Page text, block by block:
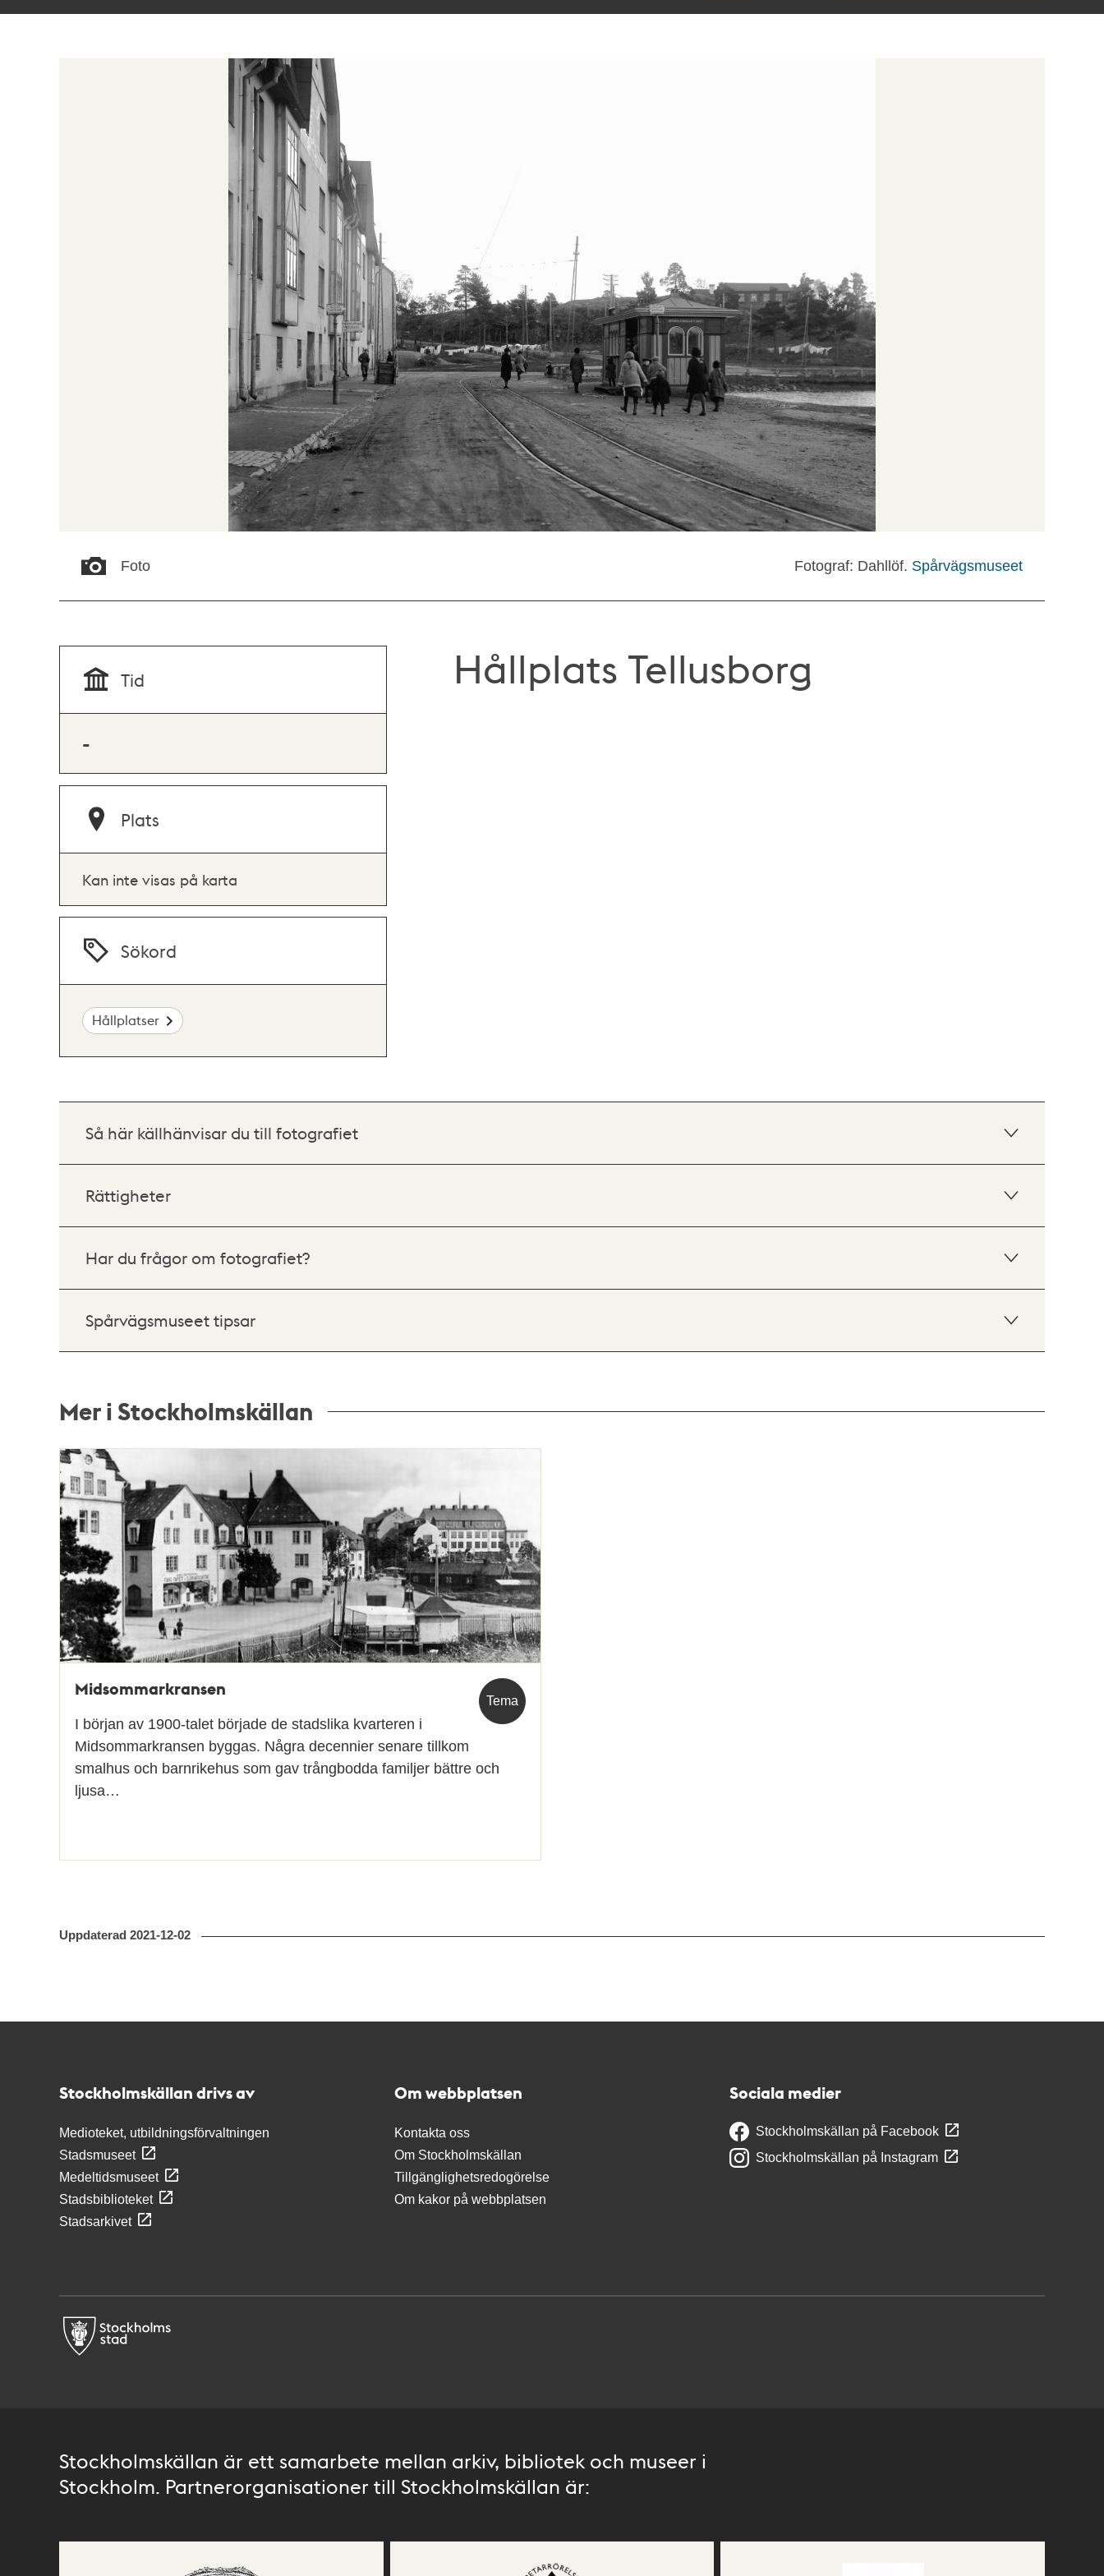
Foto Fotograf: Dahllöf. Spårvägsmuseet
Hållplats Tellusborg
Tid
-
Plats
Kan inte visas på karta
Sökord
Hållplatser
Så här källhänvisar du till fotografiet
Rättigheter
Har du frågor om fotografiet?
Spårvägsmuseet tipsar
Mer i Stockholmskällan
Relaterade
poster
och
teman
Tema
Midsommarkransen
I början av 1900-talet började de stadslika kvarteren i
Midsommarkransen byggas. Några decennier senare tillkom
smalhus och barnrikehus som gav trångbodda familjer bättre och
ljusa…
Uppdaterad 2021-12-02
Stockholmskällan drivs av
Medioteket, utbildningsförvaltningen
Stadsmuseet
Medeltidsmuseet
Stadsbiblioteket
Stadsarkivet
Om webbplatsen
Kontakta oss
Om Stockholmskällan
Tillgänglighetsredogörelse
Om kakor på webbplatsen
Sociala medier
Stockholmskällan på Facebook
Stockholmskällan på Instagram
Stockholmskällan är ett samarbete mellan arkiv, bibliotek och museer i
Stockholm. Partnerorganisationer till Stockholmskällan är: